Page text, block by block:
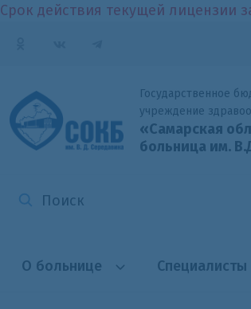
Срок действия текущей лицензии
Государственное
учреждение
«Самарская
больница им.
О больнице Специалисты